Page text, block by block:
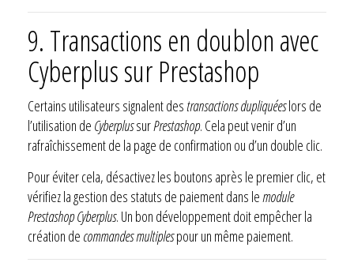
9. Transactions en doublon avec
Cyberplus sur Prestashop
Certains utilisateurs signalent destransactions dupliquéeslors de
l’utilisation de CyberplussurPrestashop. Cela peut venir d’un
rafraîchissement de la page de confirmation ou d’un double clic.
Pour éviter cela, désactivez les boutons après le premier clic, et
vérifiez la gestion des statuts de paiement dans le module
Prestashop Cyberplus. Un bon développement doit empêcher la
création de commandes multiplespour un même paiement.